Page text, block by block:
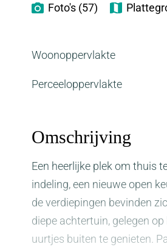
Foto's (57)
Woonoppervlakte
Perceeloppervlakte
Omschrijving
Een heerlijke plek om thuis
indeling, een nieuwe open
de verdiepingen bevinden
diepe achtertuin, gelegen
uurtjes buiten te genieten.